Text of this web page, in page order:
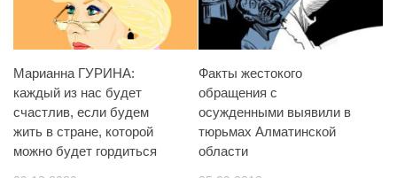
Марианна ГУРИНА:
каждый из нас будет
счастлив, если будем
жить в стране, которой
можно будет гордиться
Факты жестокого
обращения с
осужденными выявили в
тюрьмах Алматинской
области